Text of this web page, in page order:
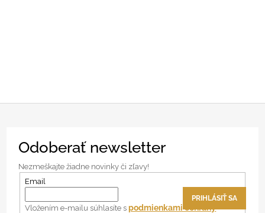
Odoberať newsletter
Nezmeškajte žiadne novinky či zľavy!
Email
Vložením e-mailu súhlasíte spodmienkami ochrany
PRIHLÁSIŤ SA